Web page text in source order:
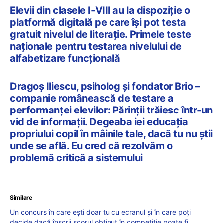
Elevii din clasele I-VIII au la dispoziție o
platformă digitală pe care își pot testa
gratuit nivelul de literație. Primele teste
naționale pentru testarea nivelului de
alfabetizare funcțională
Dragoș Iliescu, psiholog și fondator Brio –
companie românească de testare a
performanței elevilor: Părinții trăiesc într-un
vid de informații. Degeaba iei educația
propriului copil în mâinile tale, dacă tu nu știi
unde se află. Eu cred că rezolvăm o
problemă critică a sistemului
Similare
Un concurs în care ești doar tu cu ecranul și în care poți